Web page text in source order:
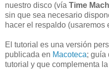
nuestro disco (vía Time
sin que sea necesario
hacer el respaldo (usaremos
El tutorial es una versión
publicada en Macoteca; guía
tutorial y que complementa